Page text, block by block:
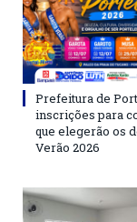
Prefeitura de
inscrições para
que elegerão os
Verão 2026